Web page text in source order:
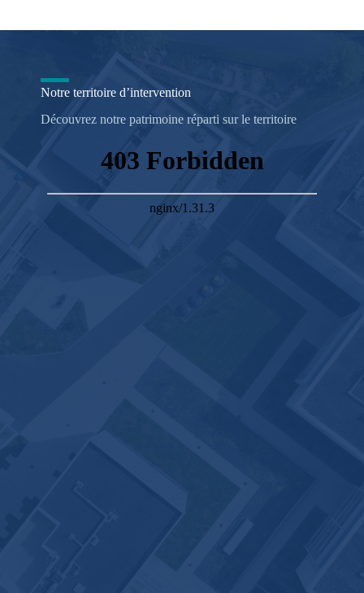
Notre territoire d’intervention
Découvrez notre patrimoine réparti sur le territoire